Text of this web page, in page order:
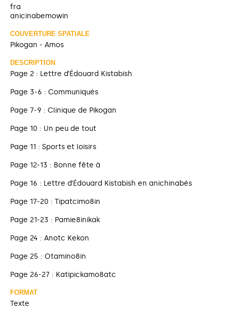
fra
anicinabemowin
COUVERTURE SPATIALE
Pikogan - Amos
DESCRIPTION
Page 2 : Lettre d’Édouard Kistabish
Page 3-6 : Communiqués
Page 7-9 : Clinique de Pikogan
Page 10 : Un peu de tout
Page 11 : Sports et loisirs
Page 12-13 : Bonne fête à
Page 16 : Lettre d’Édouard Kistabish en anichinabés
Page 17-20 : Tipatcimo8in
Page 21-23 : Pamie8inikak
Page 24 : Anotc Kekon
Page 25 : Otamino8in
Page 26-27 : Katipickamo8atc
FORMAT
Texte